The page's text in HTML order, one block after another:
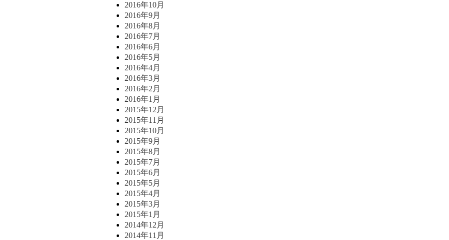
2016年10月
2016年9月
2016年8月
2016年7月
2016年6月
2016年5月
2016年4月
2016年3月
2016年2月
2016年1月
2015年12月
2015年11月
2015年10月
2015年9月
2015年8月
2015年7月
2015年6月
2015年5月
2015年4月
2015年3月
2015年1月
2014年12月
2014年11月